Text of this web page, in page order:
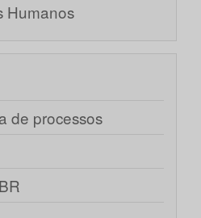
Humanos
de processos